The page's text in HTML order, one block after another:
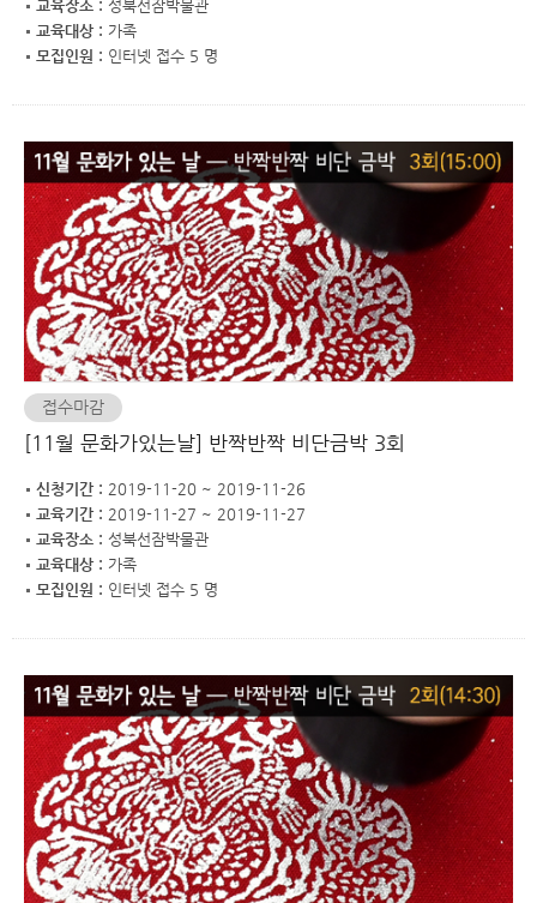
교육장소 : 성북선잠박물관
교육대상 : 가족
모집인원 : 인터넷 접수 5 명
접수마감
[11월 문화가있는날] 반짝반짝 비단금박 3회
신청기간 : 2019-11-20 ~ 2019-11-26
교육기간 : 2019-11-27 ~ 2019-11-27
교육장소 : 성북선잠박물관
교육대상 : 가족
모집인원 : 인터넷 접수 5 명